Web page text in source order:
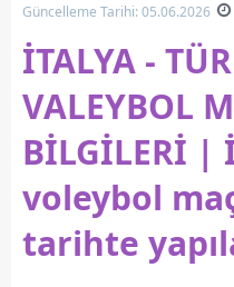
Güncelleme Tarihi: 05.06.2026
İTALYA -
VALEYBOL
BİLGİLERİ
voleybol
tarihte